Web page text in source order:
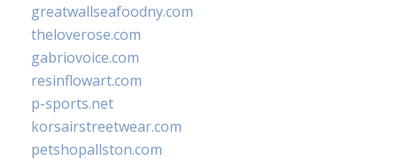
greatwallseafoodny.com
theloverose.com
gabriovoice.com
resinflowart.com
p-sports.net
korsairstreetwear.com
petshopallston.com